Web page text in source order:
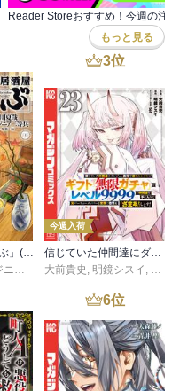
もっと見る
兵 ,転
3位
今週入荷
大前貴史 明鏡シスイ
6位